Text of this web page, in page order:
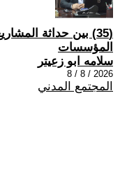
(35) بين حداثة
المؤسسات
سلامه ابو زعيتر
2026 / 8 / 8
المجتمع المدني